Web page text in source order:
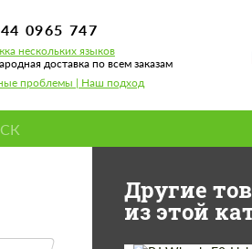
0965 747
нескольких языков
доставка по всем заказам
проблемы | Наш подход
Другие
из этой